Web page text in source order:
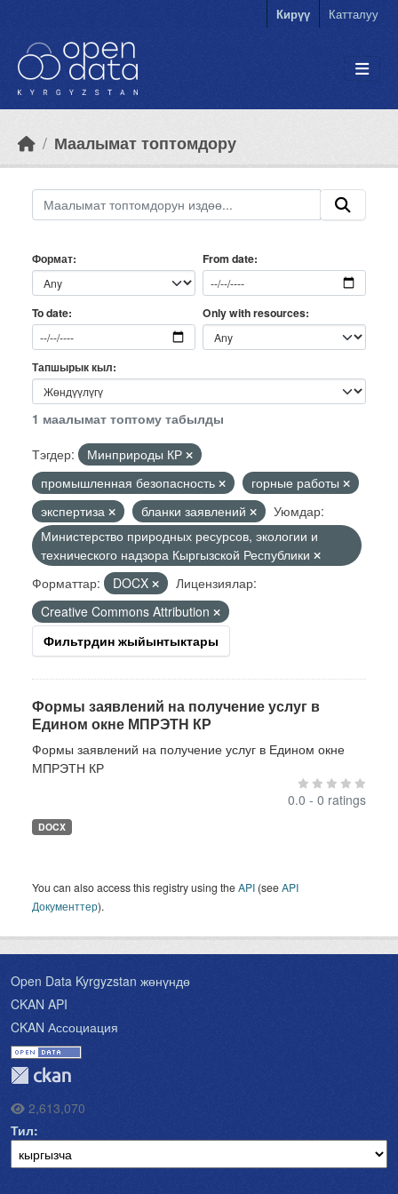
Кирүү Катталуу
Маалымат топтомдору
Формат From date
To date Only with resources
Тапшырык кыл
1 маалымат топтому табылды
Тэгдер:
Минприроды КР
промышленная безопасность
горные работы
экспертиза
бланки заявлений
Уюмдар:
Министерство природных ресурсов, экологии и
технического надзора Кыргызской Республики
Форматтар:
DOCX
Лицензиялар:
Creative Commons Attribution
Фильтрдин жыйынтыктары
Формы заявлений на получение услуг в
Едином окне МПРЭТН КР
Формы заявлений на получение услуг в Едином окне
МПРЭТН КР
0.0 - 0 ratings
DOCX
You can also access this registry using theAPI (seeAPI
Документтер).
Open Data Kyrgyzstan жөнүндө
CKAN API
CKAN Ассоциация
2,613,070
Тил